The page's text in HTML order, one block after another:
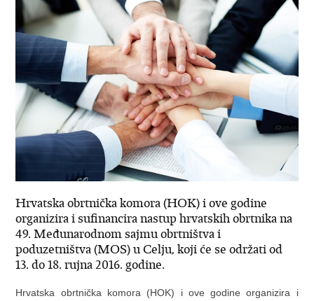
Hrvatska obrtnička komora (HOK) i ove godine
organizira i sufinancira nastup hrvatskih obrtnika na
49. Međunarodnom sajmu obrtništva i
poduzetništva (MOS) u Celju, koji će se održati od
13. do 18. rujna 2016. godine.
Hrvatska obrtnička komora (HOK) i ove godine organizira i